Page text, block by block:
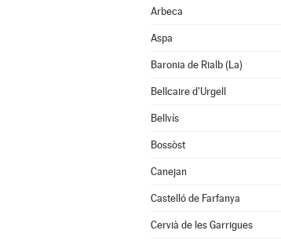
Arbeca
Aspa
Baronia de Rialb (La)
Bellcaire d'Urgell
Bellvís
Bossòst
Canejan
Castelló de Farfanya
Cervià de les Garrigues